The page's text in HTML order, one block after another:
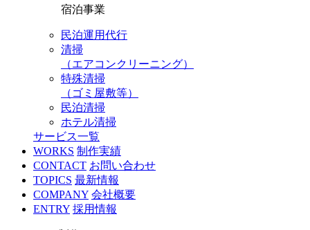
宿泊事業
民泊運用代行
清掃
（エアコンクリーニング）
特殊清掃
（ゴミ屋敷等）
民泊清掃
ホテル清掃
サービス一覧
WORKS 制作実績
CONTACT お問い合わせ
TOPICS 最新情報
COMPANY 会社概要
ENTRY 採用情報